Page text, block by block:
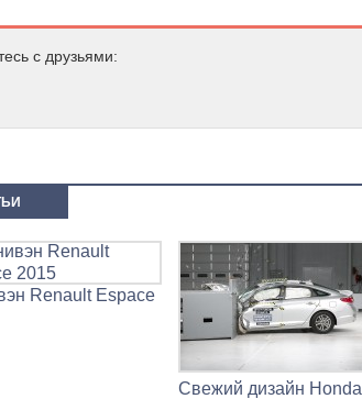
с друзьями:
Renault Espace
Свежий дизайн Honda